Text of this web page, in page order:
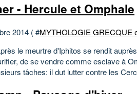
- Hercule et Omphale
2014 ( #MYTHOLOGIE GRECQUE
le meurtre d'Iphitos se rendit
de se vendre comme esclave à
tâches: il dut lutter contre les